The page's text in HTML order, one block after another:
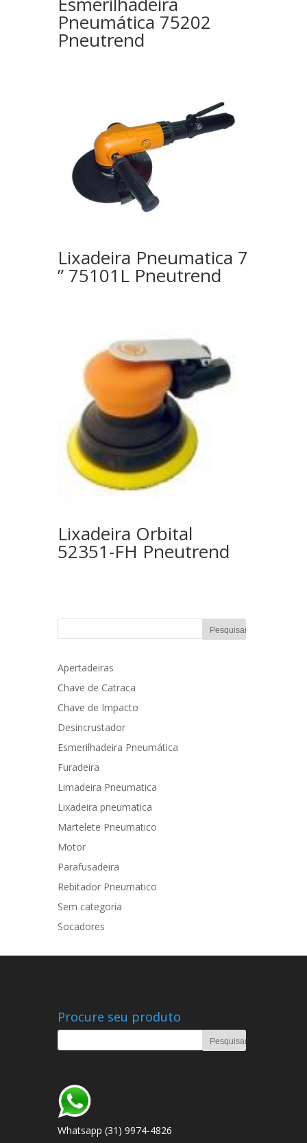
Pneumática 75202
Pneutrend
Lixadeira Pneumatica 7
” 75101L Pneutrend
Lixadeira Orbital
52351-FH Pneutrend
Apertadeiras
Chave de Catraca
Chave de Impacto
Desincrustador
Esmerilhadeira Pneumática
Furadeira
Limadeira Pneumatica
Lixadeira pneumatica
Martelete Pneumatico
Motor
Parafusadeira
Rebitador Pneumatico
Sem categoria
Socadores
Procure seu produto
Whatsapp (31) 9974-4826